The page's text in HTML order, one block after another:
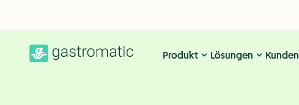
Produkt Lösungen Kunden